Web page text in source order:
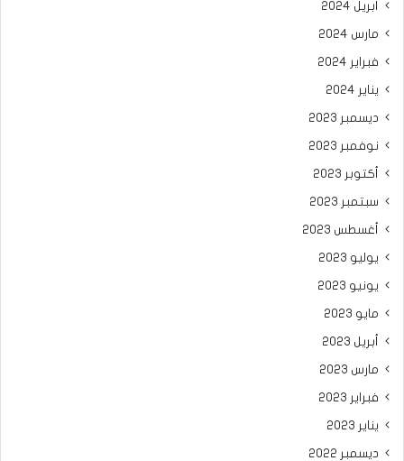
أبريل 2024
مارس 2024
فبراير 2024
يناير 2024
ديسمبر 2023
نوفمبر 2023
أكتوبر 2023
سبتمبر 2023
أغسطس 2023
يوليو 2023
يونيو 2023
مايو 2023
أبريل 2023
مارس 2023
فبراير 2023
يناير 2023
ديسمبر 2022